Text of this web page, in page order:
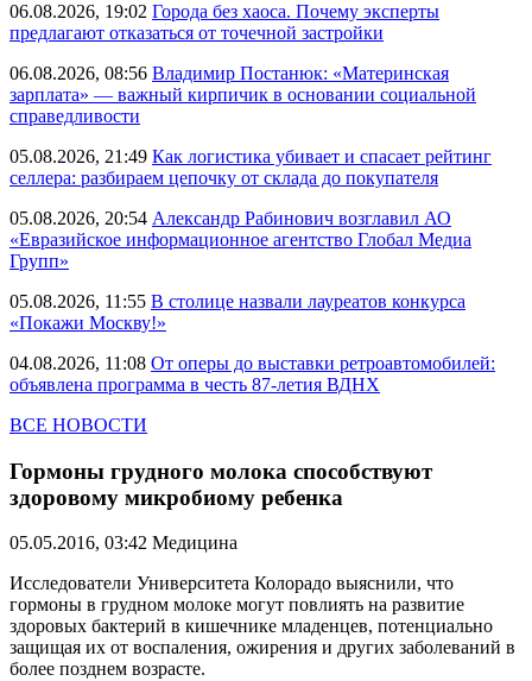
06.08.2026, 19:02 Города без хаоса. Почему эксперты
предлагают отказаться от точечной застройки
06.08.2026, 08:56 Владимир Постанюк: «Материнская
зарплата» — важный кирпичик в основании социальной
справедливости
05.08.2026, 21:49 Как логистика убивает и спасает рейтинг
селлера: разбираем цепочку от склада до покупателя
05.08.2026, 20:54 Александр Рабинович возглавил АО
«Евразийское информационное агентство Глобал Медиа
Групп»
05.08.2026, 11:55 В столице назвали лауреатов конкурса
«Покажи Москву!»
04.08.2026, 11:08 От оперы до выставки ретроавтомобилей:
объявлена программа в честь 87-летия ВДНХ
ВСЕ НОВОСТИ
Гормоны грудного молока способствуют
здоровому микробиому ребенка
05.05.2016, 03:42 Медицина
Исследователи Университета Колорадо выяснили, что
гормоны в грудном молоке могут повлиять на развитие
здоровых бактерий в кишечнике младенцев, потенциально
защищая их от воспаления, ожирения и других заболеваний в
более позднем возрасте.